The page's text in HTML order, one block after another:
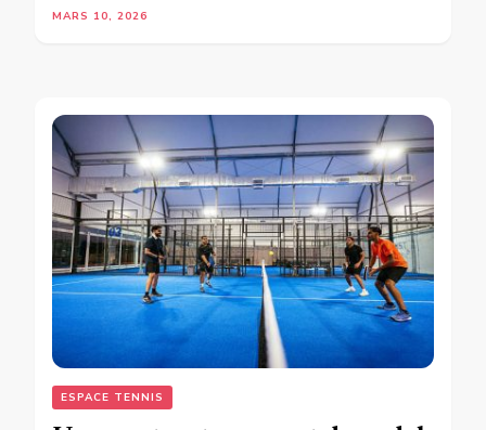
MARS 10, 2026
ESPACE TENNIS